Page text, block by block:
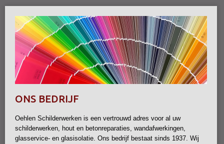
ONS BEDRIJF
Oehlen Schilderwerken is een vertrouwd adres voor al uw
schilderwerken, hout en betonreparaties, wandafwerkingen,
glasservice- en glasisolatie. Ons bedrijf bestaat sinds 1937. Wij